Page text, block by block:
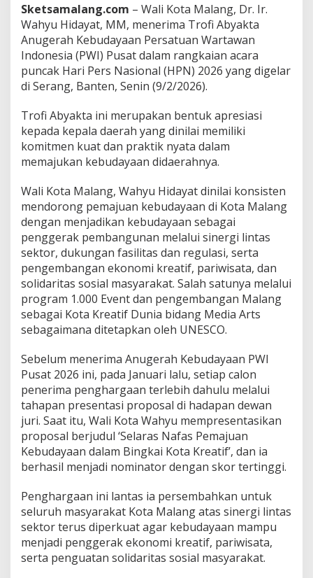
n
u
g
r
a
h
e
u
d
a
a
n
P
W
I
d
i
P
u
n
c
H
a
i
P
e
r
s
N
s
i
o
n
a
l
Sketsamalang.com – Wali Kota Malang, Dr. Ir.
Wahyu Hidayat, MM, menerima Trofi Abyakta
Anugerah Kebudayaan Persatuan Wartawan
Indonesia (PWI) Pusat dalam rangkaian acara
puncak Hari Pers Nasional (HPN) 2026 yang digelar
di Serang, Banten, Senin (9/2/2026).
Trofi Abyakta ini merupakan bentuk apresiasi
kepada kepala daerah yang dinilai memiliki
komitmen kuat dan praktik nyata dalam
memajukan kebudayaan didaerahnya.
Wali Kota Malang, Wahyu Hidayat dinilai konsisten
mendorong pemajuan kebudayaan di Kota Malang
dengan menjadikan kebudayaan sebagai
penggerak pembangunan melalui sinergi lintas
sektor, dukungan fasilitas dan regulasi, serta
pengembangan ekonomi kreatif, pariwisata, dan
solidaritas sosial masyarakat. Salah satunya melalui
program 1.000 Event dan pengembangan Malang
sebagai Kota Kreatif Dunia bidang Media Arts
sebagaimana ditetapkan oleh UNESCO.
Sebelum menerima Anugerah Kebudayaan PWI
Pusat 2026 ini, pada Januari lalu, setiap calon
penerima penghargaan terlebih dahulu melalui
tahapan presentasi proposal di hadapan dewan
juri. Saat itu, Wali Kota Wahyu mempresentasikan
proposal berjudul ‘Selaras Nafas Pemajuan
Kebudayaan dalam Bingkai Kota Kreatif’, dan ia
berhasil menjadi nominator dengan skor tertinggi.
Penghargaan ini lantas ia persembahkan untuk
seluruh masyarakat Kota Malang atas sinergi lintas
sektor terus diperkuat agar kebudayaan mampu
menjadi penggerak ekonomi kreatif, pariwisata,
serta penguatan solidaritas sosial masyarakat.